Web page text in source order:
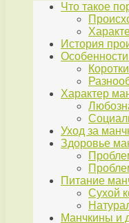
Что такое
История
Характер
Уход за
Здоровье
Питание
Сухой
Манчкины и